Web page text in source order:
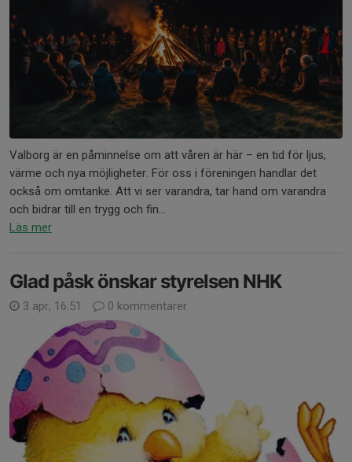
Valborg är en påminnelse om att våren är här – en tid för ljus,
värme och nya möjligheter. För oss i föreningen handlar det
också om omtanke. Att vi ser varandra, tar hand om varandra
och bidrar till en trygg och fin...
Läs mer
Glad påsk önskar styrelsen NHK
3 apr, 16:51 0 kommentarer